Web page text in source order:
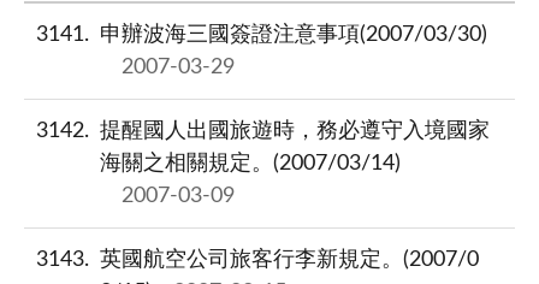
3141
申辦波海三國簽證注意事項(2007/03/30)
2007-03-29
3142
提醒國人出國旅遊時，務必遵守入境國家
海關之相關規定。(2007/03/14)
2007-03-09
3143
英國航空公司旅客行李新規定。(2007/0